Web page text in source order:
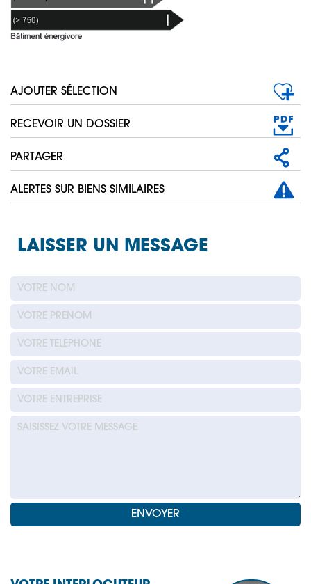
AJOUTER SÉLECTION
RECEVOIR UN DOSSIER
PARTAGER
ALERTES SUR BIENS SIMILAIRES
LAISSER UN MESSAGE